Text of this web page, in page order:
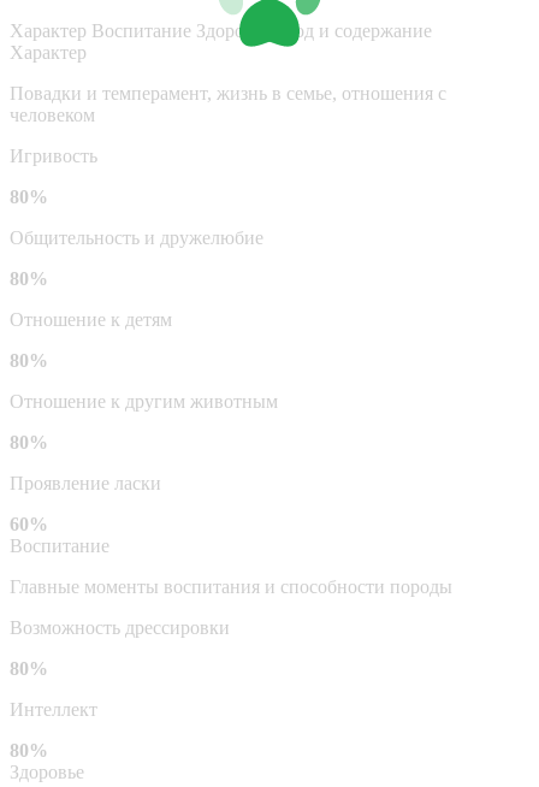
Характер Воспитание Здоровье
Уход и содержание
Характер
Повадки и темперамент, жизнь в семье, отношения с
человеком
Игривость
80%
Общительность и дружелюбие
80%
Отношение к детям
80%
Отношение к другим животным
80%
Проявление ласки
60%
Воспитание
Главные моменты воспитания и способности породы
Возможность дрессировки
80%
Интеллект
80%
Здоровье